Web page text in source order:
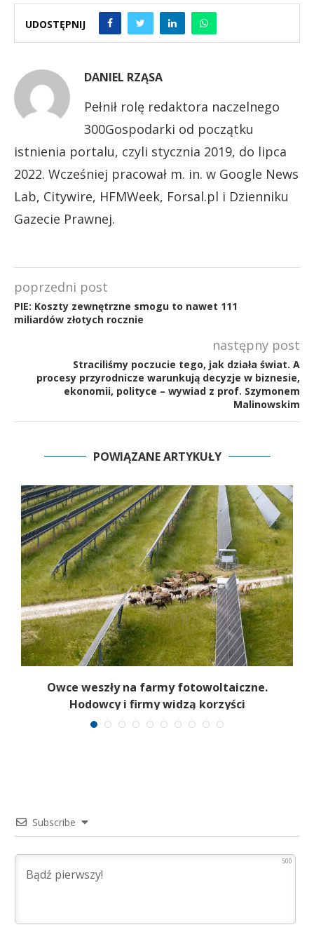
UDOSTĘPNIJ
DANIEL RZĄSA
Pełnił rolę redaktora naczelnego
300Gospodarki od początku
istnienia portalu, czyli stycznia 2019, do lipca
2022. Wcześniej pracował m. in. w Google News
Lab, Citywire, HFMWeek, Forsal.pl i Dzienniku
Gazecie Prawnej.
poprzedni post
PIE: Koszty zewnętrzne smogu to nawet 111
miliardów złotych rocznie
następny post
Straciliśmy poczucie tego, jak działa świat. A
procesy przyrodnicze warunkują decyzje w biznesie,
ekonomii, polityce – wywiad z prof. Szymonem
Malinowskim
POWIĄZANE ARTYKUŁY
Owce weszły na farmy fotowoltaiczne.
Hodowcy i firmy widzą korzyści
Subscribe
500